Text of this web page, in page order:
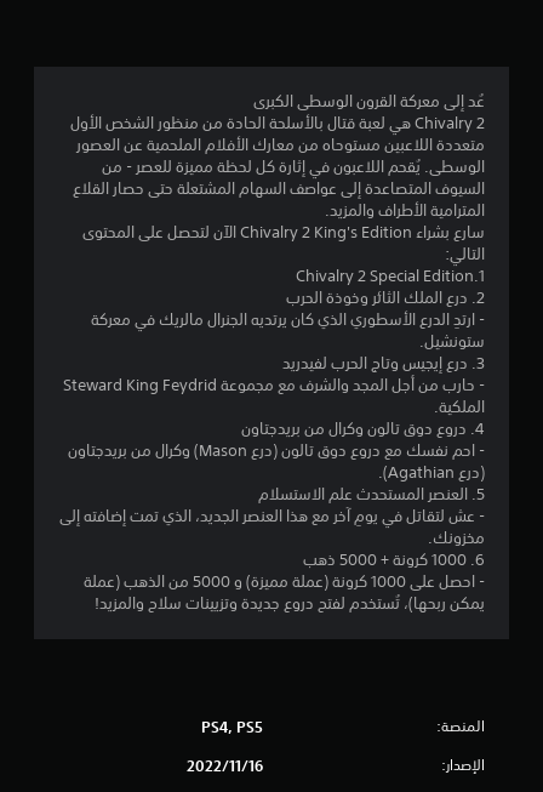
.
2
ن
ج
م
5
ن
و
م
عُد إلى معركة القرون الوسطى الكبرى
Chivalry 2 هي لعبة قتال بالأسلحة الحادة من منظور الشخص الأول
متعددة اللاعبين مستوحاه من معارك الأفلام الملحمية عن العصور
الوسطى. يُقحم اللاعبون في إثارة كل لحظة مميزة للعصر - من
السيوف المتصاعدة إلى عواصف السهام المشتعلة حتى حصار القلاع
المترامية الأطراف والمزيد.
سارع بشراء Chivalry 2 King's Edition الآن لتحصل على المحتوى
التالي:
1.Chivalry 2 Special Edition
2. درع الملك الثائر وخوذة الحرب
- ارتدِ الدرع الأسطوري الذي كان يرتديه الجنرال مالريك في معركة
ستونشيل.
3. درع إيجيس وتاج الحرب لفيدريد
- حارب من أجل المجد والشرف مع مجموعة Steward King Feydrid
الملكية.
4. دروع دوق تالون وكرال من بريدجتاون
- احم نفسك مع دروع دوق تالون (درع Mason) وكرال من بريدجتاون
(درع Agathian).
5. العنصر المستحدث علم الاستسلام
- عش لتقاتل في يومِ آخر مع هذا العنصر الجديد، الذي تمت إضافته إلى
مخزونك.
6. 1000 كرونة + 5000 ذهب
- احصل على 1000 كرونة (عملة مميزة) و 5000 من الذهب (عملة
يمكن ربحها)، تُستخدم لفتح دروع جديدة وتزيينات سلاح والمزيد!
المنصة: PS4, PS5
الإصدار: 16‏/11‏/2022